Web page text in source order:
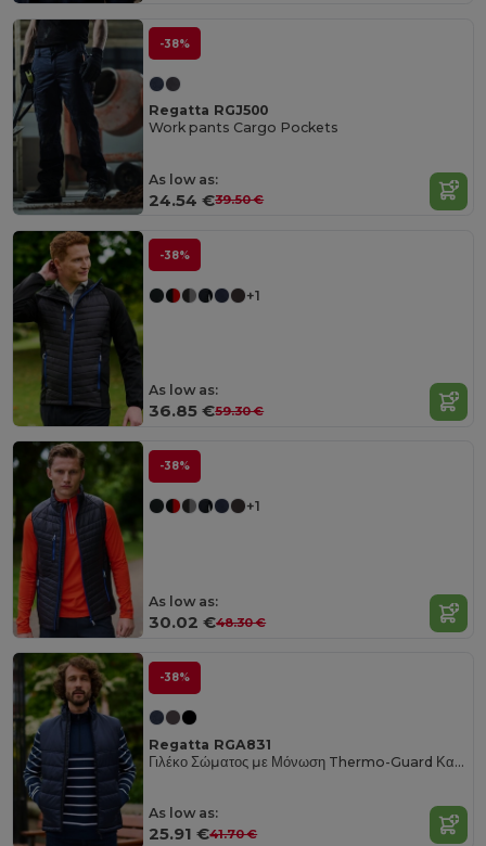
-38%
Regatta RGJ500
Work pants Cargo Pockets
As low as:
24.54 €39.50 €
-38%
+1
As low as:
36.85 €59.30 €
-38%
+1
As low as:
30.02 €48.30 €
-38%
Regatta RGA831
Γιλέκο Σώματος με Μόνωση Thermo-Guard Καπιτονέ
As low as:
25.91 €41.70 €